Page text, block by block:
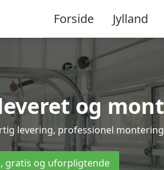
Forside Jylland
og
levering, professionel
gratis og uforpligtende